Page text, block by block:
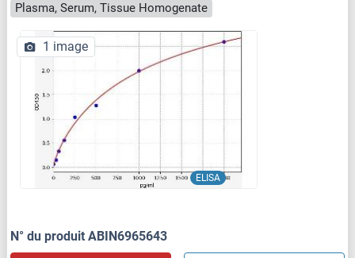
Plasma, Serum, Tissue Homogenate
ELISA
1 image
N° du produit ABIN6965643